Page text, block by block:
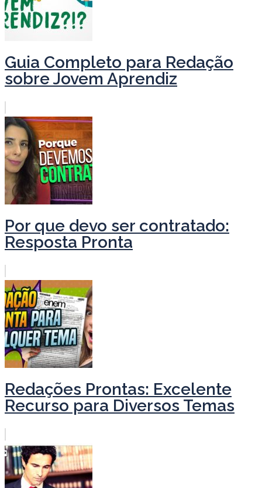
Guia Completo para Redação
sobre Jovem Aprendiz
Por que devo ser contratado:
Resposta Pronta
Redações Prontas: Excelente
Recurso para Diversos Temas